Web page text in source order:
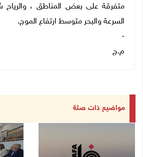
متفرقة على بعض المناطق ، والرياح
السرعة والبحر متوسط ارتفاع الموج.
-
م.ج
مواضيع ذات صلة